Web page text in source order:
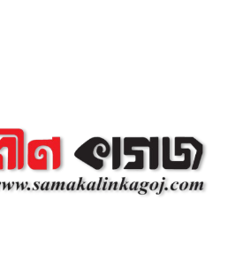
প্রাণনাশের আশঙ্কা থাকলেও ডিসেম্বরের
মধ্যেই বাংলাদেশে ফিরতে চান শেখ